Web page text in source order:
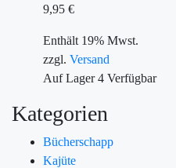
9,95 €
Enthält 19% Mwst.
zzgl. Versand
Auf Lager4 Verfügbar
Kategorien
Bücherschapp
Kajüte